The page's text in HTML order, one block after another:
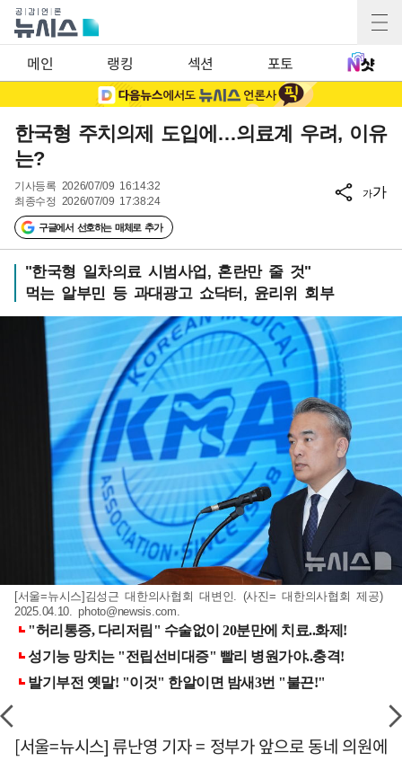
메인 랭킹 섹션 포토
한국형 주치의제 도입에…의료계 우려, 이유
는?
기사등록 2026/07/09 16:14:32
최종수정 2026/07/09 17:38:24
구글에서 선호하는 매체로 추가
가가
"한국형 일차의료 시범사업, 혼란만 줄 것"
먹는 알부민 등 과대광고 쇼닥터, 윤리위 회부
[서울=뉴시스]김성근 대한의사협회 대변인. (사진= 대한의사협회 제공)
2025.04.10.photo@newsis.com
[서울=뉴시스] 류난영 기자 = 정부가 앞으로 동네 의원에